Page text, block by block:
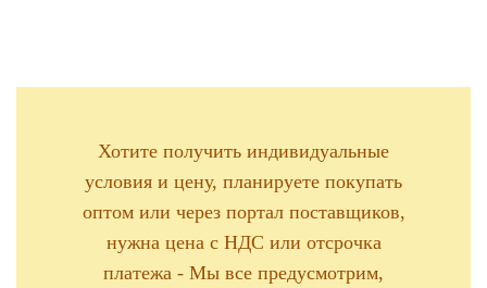
Хотите получить индивидуальные
условия и цену, планируете покупать
оптом или через портал поставщиков,
нужна цена с НДС или отсрочка
платежа - Мы все предусмотрим,